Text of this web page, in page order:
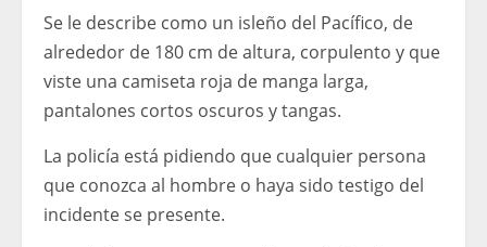
Se le describe como un isleño del Pacífico, de
alrededor de 180 cm de altura, corpulento y que
viste una camiseta roja de manga larga,
pantalones cortos oscuros y tangas.
La policía está pidiendo que cualquier persona
que conozca al hombre o haya sido testigo del
incidente se presente.